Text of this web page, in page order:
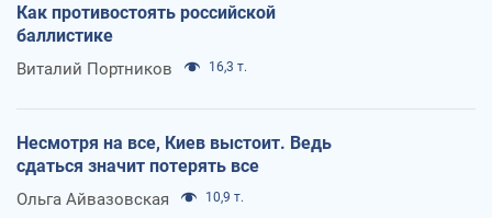
Как противостоять российской
баллистике
Виталий Портников 16,3 т.
Несмотря на все, Киев выстоит. Ведь
сдаться значит потерять все
Ольга Айвазовская 10,9 т.